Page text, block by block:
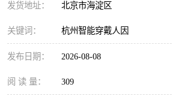
发货地址： 北京市海淀区
关键词： 杭州智能穿戴人因
发布日期： 2026-08-08
阅 读 量： 309